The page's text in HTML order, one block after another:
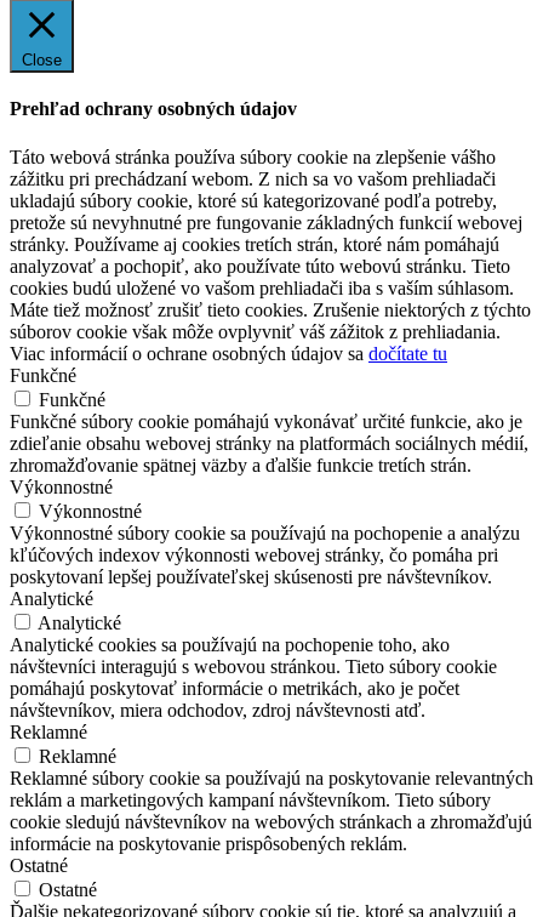
Close
Prehľad ochrany osobných údajov
Táto webová stránka používa súbory cookie na zlepšenie vášho
zážitku pri prechádzaní webom. Z nich sa vo vašom prehliadači
ukladajú súbory cookie, ktoré sú kategorizované podľa potreby,
pretože sú nevyhnutné pre fungovanie základných funkcií webovej
stránky. Používame aj cookies tretích strán, ktoré nám pomáhajú
analyzovať a pochopiť, ako používate túto webovú stránku. Tieto
cookies budú uložené vo vašom prehliadači iba s vaším súhlasom.
Máte tiež možnosť zrušiť tieto cookies. Zrušenie niektorých z týchto
súborov cookie však môže ovplyvniť váš zážitok z prehliadania.
Viac informácií o ochrane osobných údajov sa dočítate tu
Funkčné
Funkčné
Funkčné súbory cookie pomáhajú vykonávať určité funkcie, ako je
zdieľanie obsahu webovej stránky na platformách sociálnych médií,
zhromažďovanie spätnej väzby a ďalšie funkcie tretích strán.
Výkonnostné
Výkonnostné
Výkonnostné súbory cookie sa používajú na pochopenie a analýzu
kľúčových indexov výkonnosti webovej stránky, čo pomáha pri
poskytovaní lepšej používateľskej skúsenosti pre návštevníkov.
Analytické
Analytické
Analytické cookies sa používajú na pochopenie toho, ako
návštevníci interagujú s webovou stránkou. Tieto súbory cookie
pomáhajú poskytovať informácie o metrikách, ako je počet
návštevníkov, miera odchodov, zdroj návštevnosti atď.
Reklamné
Reklamné
Reklamné súbory cookie sa používajú na poskytovanie relevantných
reklám a marketingových kampaní návštevníkom. Tieto súbory
cookie sledujú návštevníkov na webových stránkach a zhromažďujú
informácie na poskytovanie prispôsobených reklám.
Ostatné
Ostatné
Ďalšie nekategorizované súbory cookie sú tie, ktoré sa analyzujú a